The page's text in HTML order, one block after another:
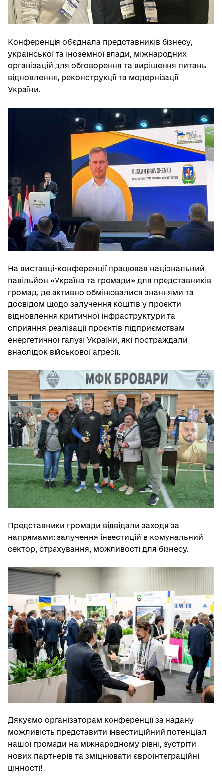
Конференція об'єднала представників бізнесу,
української та іноземної влади, міжнародних
організацій для обговорення та вирішення питань
відновлення, реконструкції та модернізації
України.
На виставці-конференції працював національний
павільйон «Україна та громади» для представників
громад, де активно обмінювалися знаннями та
досвідом щодо залучення коштів у проєкти
відновлення критичної інфраструктури та
сприяння реалізації проєктів підприємствам
енергетичної галузі України, які постраждали
внаслідок військової агресії.
Представники громади відвідали заходи за
напрямами: залучення інвестицій в комунальний
сектор, страхування, можливості для бізнесу.
Дякуємо організаторам конференції за надану
можливість представити інвестиційний потенціал
нашої громади на міжнародному рівні, зустріти
нових партнерів та зміцнювати євроінтеграційні
цінності!